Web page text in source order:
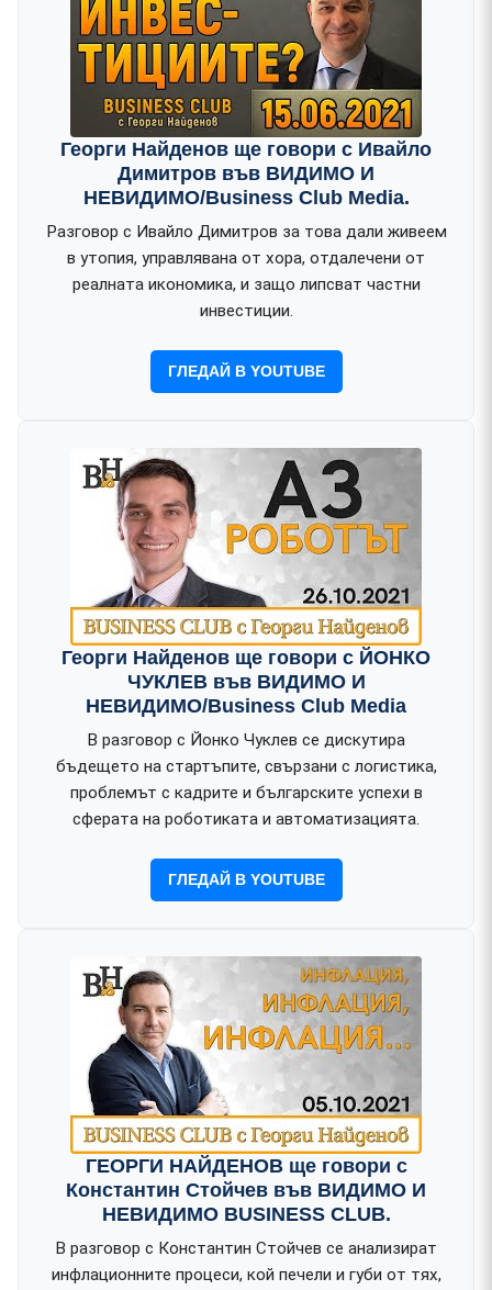
Георги Найденов ще говори с Ивайло
Димитров във ВИДИМО И
НЕВИДИМО/Business Club Media.
Разговор с Ивайло Димитров за това дали живеем
в утопия, управлявана от хора, отдалечени от
реалната икономика, и защо липсват частни
инвестиции.
ГЛЕДАЙ В YOUTUBE
Георги Найденов ще говори с ЙОНКО
ЧУКЛЕВ във ВИДИМО И
НЕВИДИМО/Business Club Media
В разговор с Йонко Чуклев се дискутира
бъдещето на стартъпите, свързани с логистика,
проблемът с кадрите и българските успехи в
сферата на роботиката и автоматизацията.
ГЛЕДАЙ В YOUTUBE
ГЕОРГИ НАЙДЕНОВ ще говори с
Константин Стойчев във ВИДИМО И
НЕВИДИМО BUSINESS CLUB.
В разговор с Константин Стойчев се анализират
инфлационните процеси, кой печели и губи от тях,